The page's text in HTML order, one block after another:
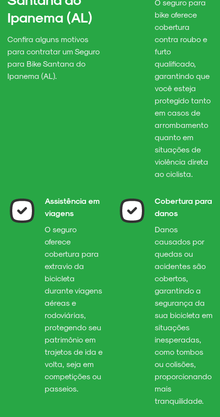
Ipanema (AL)
Confira alguns motivos
para contratar um Seguro
para Bike Santana do
Ipanema (AL).
O seguro para
bike oferece
cobertura
contra roubo e
furto
qualificado,
garantindo que
você esteja
protegido tanto
em casos de
arrombamento
quanto em
situações de
violência direta
ao ciclista.
Assistência em
viagens
O seguro
oferece
cobertura para
extravio da
bicicleta
durante viagens
aéreas e
rodoviárias,
protegendo seu
patrimônio em
trajetos de ida e
volta, seja em
competições ou
passeios.
Cobertura para
danos
Danos
causados por
quedas ou
acidentes são
cobertos,
garantindo a
segurança da
sua bicicleta em
situações
inesperadas,
como tombos
ou colisões,
proporcionando
mais
tranquilidade.